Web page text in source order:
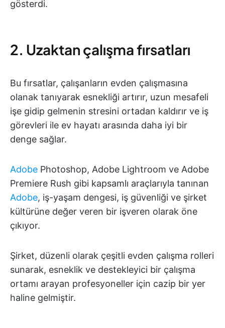
gösterdi.
2. Uzaktan çalışma fırsatları
Bu fırsatlar, çalışanların evden çalışmasına
olanak tanıyarak esnekliği artırır, uzun mesafeli
işe gidip gelmenin stresini ortadan kaldırır ve iş
görevleri ile ev hayatı arasında daha iyi bir
denge sağlar.
Adobe Photoshop, Adobe Lightroom ve Adobe
Premiere Rush gibi kapsamlı araçlarıyla tanınan
Adobe, iş-yaşam dengesi, iş güvenliği ve şirket
kültürüne değer veren bir işveren olarak öne
çıkıyor.
Şirket, düzenli olarak çeşitli evden çalışma rolleri
sunarak, esneklik ve destekleyici bir çalışma
ortamı arayan profesyoneller için cazip bir yer
haline gelmiştir.